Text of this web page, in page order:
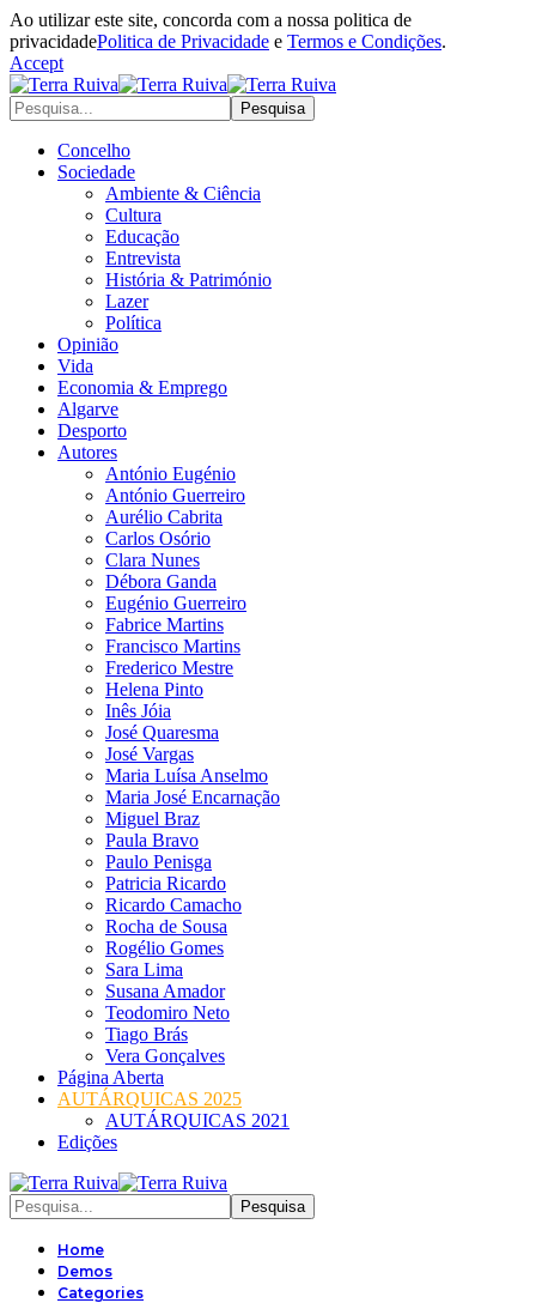
Ao utilizar este site, concorda com a nossa politica de
privacidadePolitica de Privacidade e Termos e Condições.
Accept
Concelho
Sociedade
Ambiente & Ciência
Cultura
Educação
Entrevista
História & Património
Lazer
Política
Opinião
Vida
Economia & Emprego
Algarve
Desporto
Autores
António Eugénio
António Guerreiro
Aurélio Cabrita
Carlos Osório
Clara Nunes
Débora Ganda
Eugénio Guerreiro
Fabrice Martins
Francisco Martins
Frederico Mestre
Helena Pinto
Inês Jóia
José Quaresma
José Vargas
Maria Luísa Anselmo
Maria José Encarnação
Miguel Braz
Paula Bravo
Paulo Penisga
Patricia Ricardo
Ricardo Camacho
Rocha de Sousa
Rogélio Gomes
Sara Lima
Susana Amador
Teodomiro Neto
Tiago Brás
Vera Gonçalves
Página Aberta
AUTÁRQUICAS 2025
AUTÁRQUICAS 2021
Edições
Home
Demos
Categories